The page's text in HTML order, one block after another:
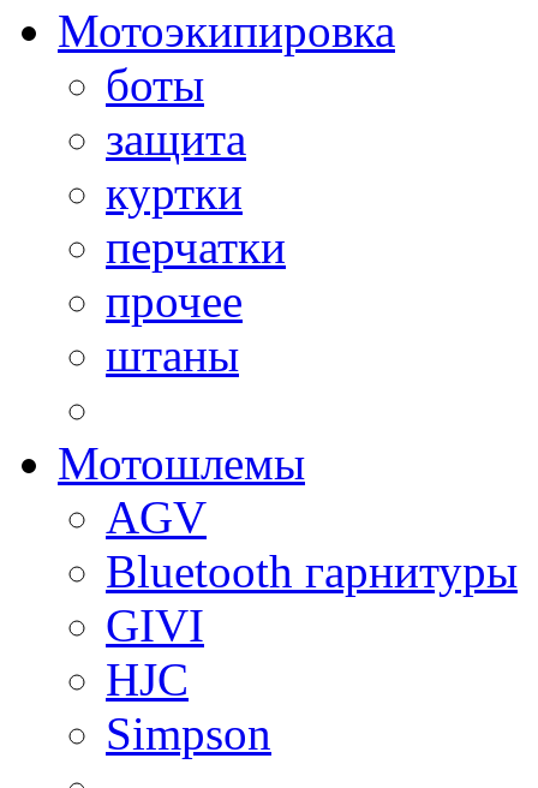
Мотоэкипировка
боты
защита
куртки
перчатки
прочее
штаны
Мотошлемы
AGV
Bluetooth гарнитуры
GIVI
HJC
Simpson